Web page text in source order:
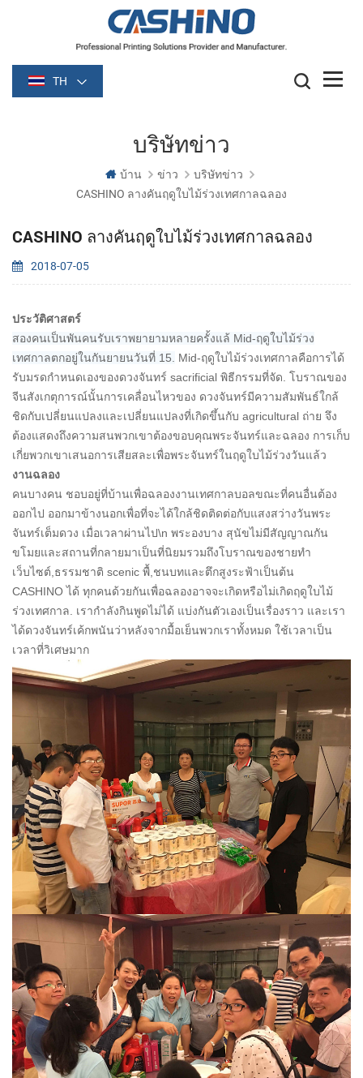
TH
บริษัทข่าว
บ้าน ข่าว
บริษัทข่าว
CASHINO ลางคันฤดูใบไม้ร่วงเทศกาลฉลอง
CASHINO ลางคันฤดูใบไม้ร่วงเทศกาลฉลอง
2018-07-05
ประวัติศาสตร์
สองคนเป็นพันคนรับเราพยายามหลายครั้งแล้ Mid-ฤดูใบไม้ร่วง
เทศกาลตกอยู่ในกันยายนวันที่ 15.
Mid-ฤดูใบไม้ร่วงเทศกาลคือการได้
รับมรดกำหนดเองของดวงจันทร์ sacrificial พิธีกรรมที่จัด. โบราณของ
จีนสังเกตุการณ์นั้นการเคลื่อนไหวของ ดวงจันทร์มีความสัมพันธ์ใกล้
ชิดกับเปลี่ยนแปลงและเปลี่ยนแปลงที่เกิดขึ้นกับ agricultural ถ่าย จึง
ต้องแสดงถึงความสนพวกเขาต้องขอบคุณพระจันทร์และฉลอง การเก็บ
เกี่ยพวกเขาเสนอการเสียสละเพื่อพระจันทร์ในฤดูใบไม้ร่วงวันแล้ว
งานฉลอง
คนบางคน ชอบอยู่ที่บ้านเพื่อฉลองงานเทศกาลบอลขณะที่คนอื่นต้อง
ออกไป ออกมาข้างนอกเพื่อที่จะได้ใกล้ชิดติดต่อกับแสงสว่างวันพระ
จันทร์เต็มดวง เมื่อเวลาผ่านไป\n พระองบาง สุนัขไม่มีสัญญาณกัน
ขโมยและสถานที่กลายมาเป็นที่นิยมรวมถึงโบราณของชายทำ
เว็บไซต์,ธรรมชาติ scenic พื้,ชนบทและตึกสูงระฟ้าเป็นต้น
CASHINO ได้ ทุกคนด้วยกันเพื่อฉลองอาจจะเกิดหรือไม่เกิดฤดูใบไม้
ร่วงเทศกาล. เรากำลังกินพูดไม่ได้ แบ่งกันตัวเองเป็นเรื่องราว และเรา
ได้ดวงจันทร์เค้กพนันว่าหลังจากมื้อเย็นพวกเราทั้งหมด ใช้เวลาเป็น
เวลาที่วิเศษมาก